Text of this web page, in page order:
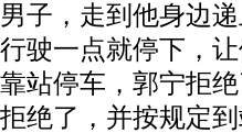
男子，走到他身边
行驶一点就停下，
靠站停车，郭宁拒
拒绝了，并按规定到